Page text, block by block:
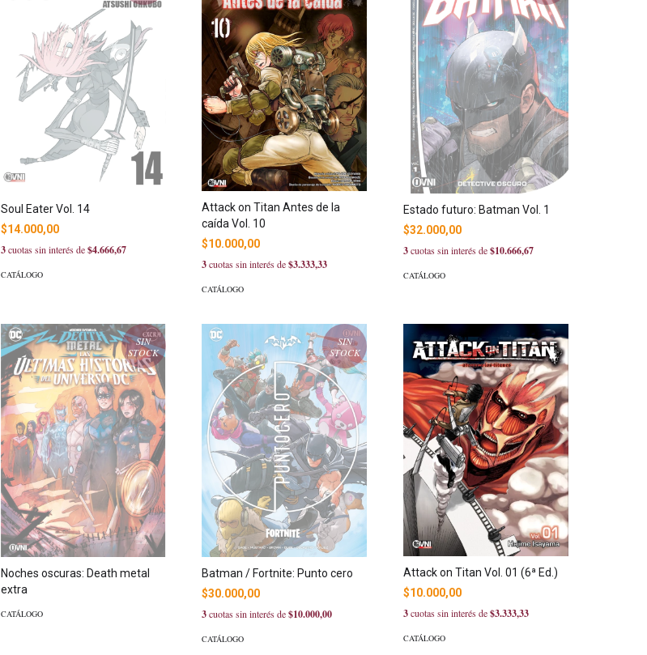
Soul Eater Vol. 14
$14.000,00
3cuotas sin interés de$4.666,67
CATÁLOGO
Attack on Titan Antes de la
caída Vol. 10
$10.000,00
3cuotas sin interés de$3.333,33
CATÁLOGO
Estado futuro: Batman Vol. 1
$32.000,00
3cuotas sin interés de$10.666,67
CATÁLOGO
SIN
STOCK
Noches oscuras: Death metal
extra
CATÁLOGO
SIN
STOCK
Batman / Fortnite: Punto cero
$30.000,00
3cuotas sin interés de$10.000,00
CATÁLOGO
Attack on Titan Vol. 01 (6ª Ed.)
$10.000,00
3cuotas sin interés de$3.333,33
CATÁLOGO